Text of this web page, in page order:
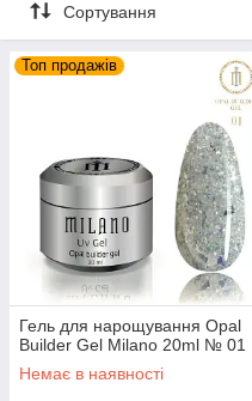
Сортування
Топ продажів
Гель для нарощування Opal
Builder Gel Milano 20ml № 01
Немає в наявності